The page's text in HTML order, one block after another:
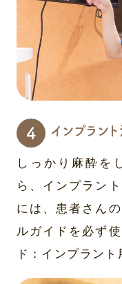
インプラン
しっかり麻酔を
ら、インプラン
には、患者さん
ルガイドを必ず
ド：インプラン